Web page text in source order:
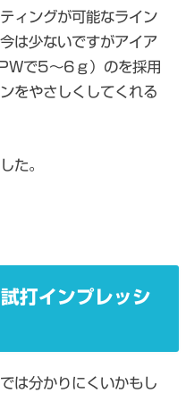
ィングが可能なライン
は少ないですがアイア
で5～6ｇ）のを採用
をやさしくしてくれる
た。
打インプレッシ
は分かりにくいかもし